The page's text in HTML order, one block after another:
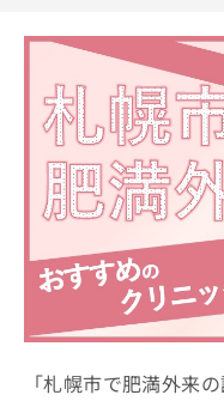
「札幌市で肥満外来
ち
マ
ビ
リ
ニ
ク
ビ
の
こ
ら